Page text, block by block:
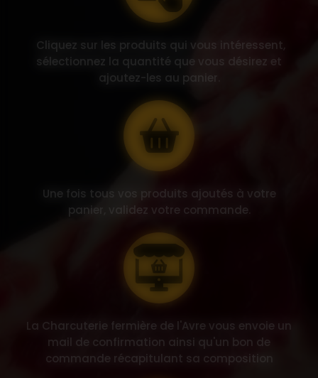
Cliquez sur les produits qui vous intéressent,
sélectionnez la quantité que vous désirez et
ajoutez-les au panier.
Une fois tous vos produits ajoutés à votre
panier, validez votre commande.
La Charcuterie fermière de l'Avre vous envoie un
mail de confirmation ainsi qu'un bon de
commande récapitulant sa composition